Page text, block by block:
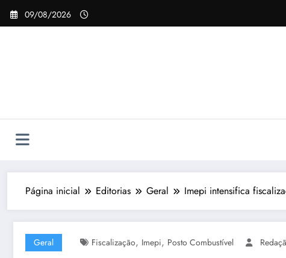
Pular
para
09/08/2026
Página inicial Editorias Geral Imepi intensifica
Geral Fiscalização, Imepi, Posto Combustível